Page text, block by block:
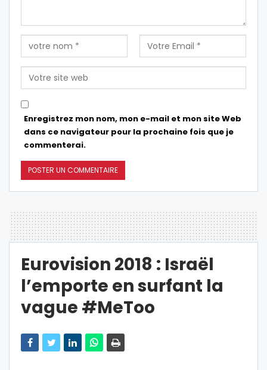
Enregistrez mon nom, mon e-mail et mon site Web
dans ce navigateur pour la prochaine fois que je
commenterai.
Eurovision 2018 : Israël
l’emporte en surfant la
vague #MeToo